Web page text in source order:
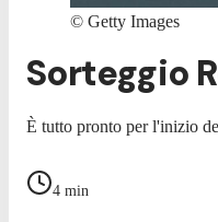
© Getty Images
Sorteggio
È tutto pronto per l'inizio
4 min